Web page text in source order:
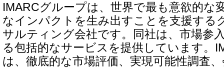
IMARCグループは、世界で最も意欲的な
なインパクトを生み出すことを支援する
サルティング会社です。同社は、市場参
る包括的なサービスを提供しています。
は、徹底的な市場評価、実現可能性調査